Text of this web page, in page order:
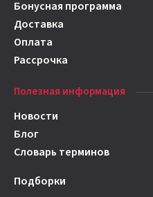
Бонусная программа
Доставка
Оплата
Рассрочка
Полезная информация
Новости
Блог
Словарь терминов
Подборки